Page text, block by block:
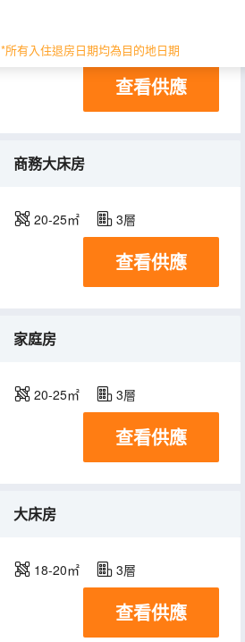
*所有入住退房日期均為目的地日期
18-20㎡ 3層
查看供應
商務大床房
20-25㎡ 3層
查看供應
家庭房
20-25㎡ 3層
查看供應
大床房
18-20㎡ 3層
查看供應